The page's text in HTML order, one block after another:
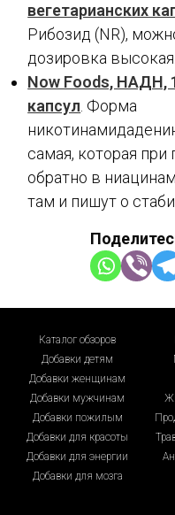
вегетарианских
Рибозид (NR),
дозировка высокая.
Now Foods, НАДH,
капсул . Форма
самая, которая
обратно в
там и пишут о
Каталог обзоров
Добавки детям
Добавки женщинам
Добавки мужчинам
Добавки пожилым
Добавки для красоты
Добавки для энергии
Добавки для мозга